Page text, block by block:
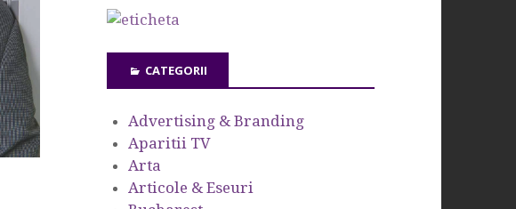
CATEGORII
Advertising & Branding
Aparitii TV
Arta
Articole & Eseuri